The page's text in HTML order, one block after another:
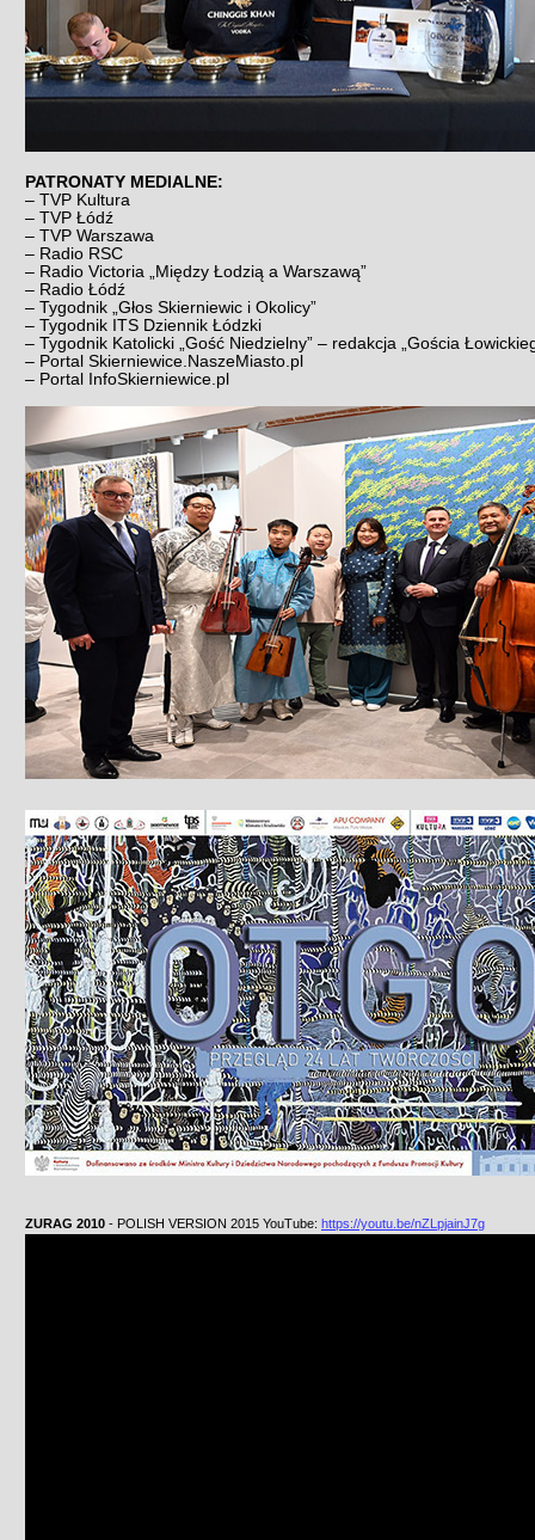
PATRONATY MEDIALNE:
– TVP Kultura
– TVP Łódź
– TVP Warszawa
– Radio RSC
– Radio Victoria „Między Łodzią a Warszawą”
– Radio Łódź
– Tygodnik „Głos Skierniewic i Okolicy”
– Tygodnik ITS Dziennik Łódzki
– Tygodnik Katolicki „Gość Niedzielny” – redakcja „Gościa
– Portal Skierniewice.NaszeMiasto.pl
– Portal InfoSkierniewice.pl
ZURAG 2010 - POLISH VERSION 2015 YouTube: https://youtu.be/nZLpjainJ7g